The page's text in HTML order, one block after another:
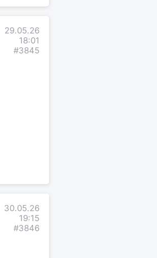
29.05.26
18:01
#3845
30.05.26
19:15
#3846